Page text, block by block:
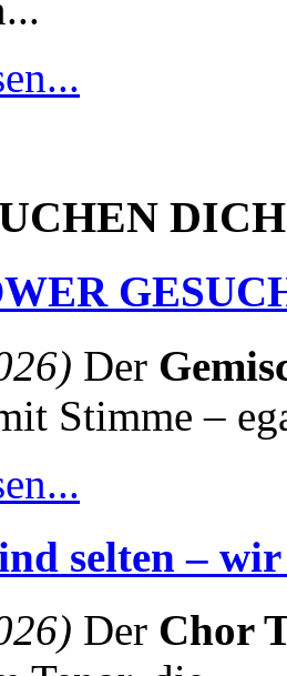
DICH
Der
Stimme –
selten –
Der Chor